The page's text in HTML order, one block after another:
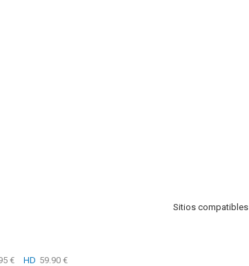
Sitios compatibles
€ HD 59.90 €